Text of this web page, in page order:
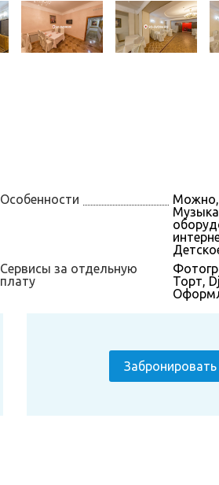
Особенности
Можно,
Сервисы за отдельную
плату
Торт, Dj